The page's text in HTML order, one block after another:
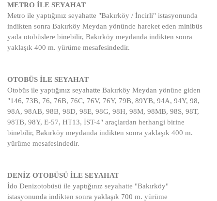
METRO İLE SEYAHAT
Metro ile yaptığınız seyahatte "Bakırköy / İncirli" istasyonunda
indikten sonra Bakırköy Meydan yönünde hareket eden minibüs
yada otobüslere binebilir, Bakırköy meydanda indikten sonra
yaklaşık 400 m. yürüme mesafesindedir.
OTOBÜS İLE SEYAHAT
Otobüs ile yaptığınız seyahatte Bakırköy Meydan yönüne giden
"146, 73B, 76, 76B, 76C, 76V, 76Y, 79B, 89YB, 94A, 94Y, 98,
98A, 98AB, 98B, 98D, 98E, 98G, 98H, 98M, 98MB, 98S, 98T,
98TB, 98Y, E-57, HT13, İST-4" araçlardan herhangi birine
binebilir, Bakırköy meydanda indikten sonra yaklaşık 400 m.
yürüme mesafesindedir.
DENİZ OTOBÜSÜ İLE SEYAHAT
İdo Denizotobüsü ile yaptığınız seyahatte "Bakırköy"
istasyonunda indikten sonra yaklaşık 700 m. yürüme